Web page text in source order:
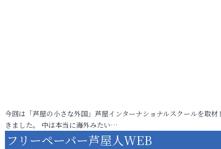
今回は「芦屋の小さな外国」芦屋インターナショナルスクールを取材
きました。 中は本当に海外みたい…
フリーペーパー芦屋人WEB